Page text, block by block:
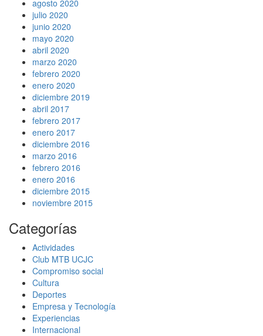
agosto 2020
julio 2020
junio 2020
mayo 2020
abril 2020
marzo 2020
febrero 2020
enero 2020
diciembre 2019
abril 2017
febrero 2017
enero 2017
diciembre 2016
marzo 2016
febrero 2016
enero 2016
diciembre 2015
noviembre 2015
Categorías
Actividades
Club MTB UCJC
Compromiso social
Cultura
Deportes
Empresa y Tecnología
Experiencias
Internacional